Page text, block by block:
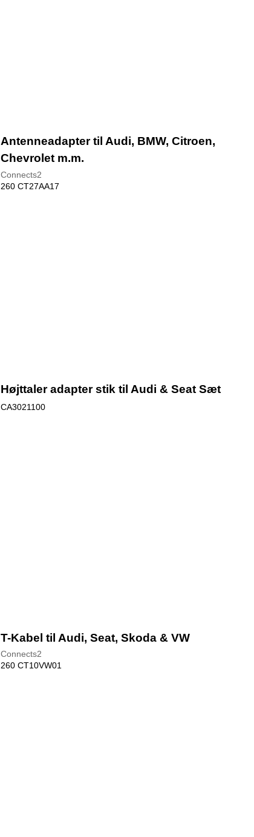
Antenneadapter til Audi, BMW, Citroen,
Chevrolet m.m.
Connects2
260 CT27AA17
Højttaler adapter stik til Audi & Seat Sæt
CA3021100
T-Kabel til Audi, Seat, Skoda & VW
Connects2
260 CT10VW01